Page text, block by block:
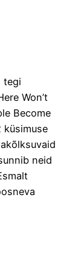
tegi
Won’t
Become
küsimuse
neid